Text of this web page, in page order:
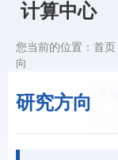
计算中心
研究方向
您当前的位置： 首页
向